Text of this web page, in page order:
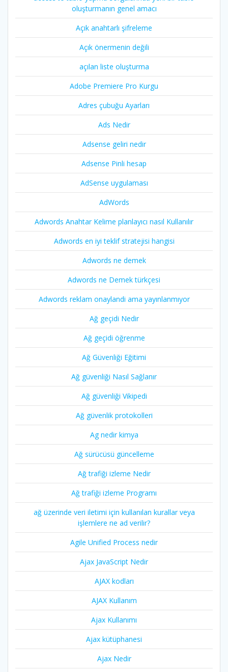
oluşturmanın genel amacı
Açık anahtarlı şifreleme
Açık önermenin değili
açılan liste oluşturma
Adobe Premiere Pro Kurgu
Adres çubuğu Ayarları
Ads Nedir
Adsense geliri nedir
Adsense Pinli hesap
AdSense uygulaması
AdWords
Adwords Anahtar Kelime planlayıcı nasıl Kullanılır
Adwords en iyi teklif stratejisi hangisi
Adwords ne demek
Adwords ne Demek türkçesi
Adwords reklam onaylandi ama yayınlanmıyor
Ağ geçidi Nedir
Ağ geçidi öğrenme
Ağ Güvenliği Eğitimi
Ağ güvenliği Nasıl Sağlanır
Ağ güvenliği Vikipedi
Ağ güvenlik protokolleri
Ag nedir kimya
Ağ sürücüsü güncelleme
Ağ trafiği izleme Nedir
Ağ trafiği izleme Programı
ağ üzerinde veri iletimi için kullanılan kurallar veya
işlemlere ne ad verilir?
Agile Unified Process nedir
Ajax JavaScript Nedir
AJAX kodları
AJAX Kullanım
Ajax Kullanımı
Ajax kütüphanesi
Ajax Nedir